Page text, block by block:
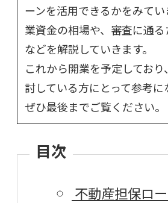
ーンを活用できるかをみて
業資金の相場や、審査に通
などを解説していきます。
これから開業を予定してお
討している方にとって参考に
ぜひ最後までご覧ください。
目次
不動産担保ロ